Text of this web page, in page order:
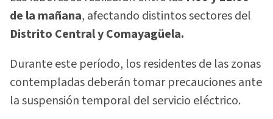
de la mañana, afectando distintos sectores del
Distrito Central y Comayagüela.
Durante este período, los residentes de las zonas
contempladas deberán tomar precauciones ante
la suspensión temporal del servicio eléctrico.